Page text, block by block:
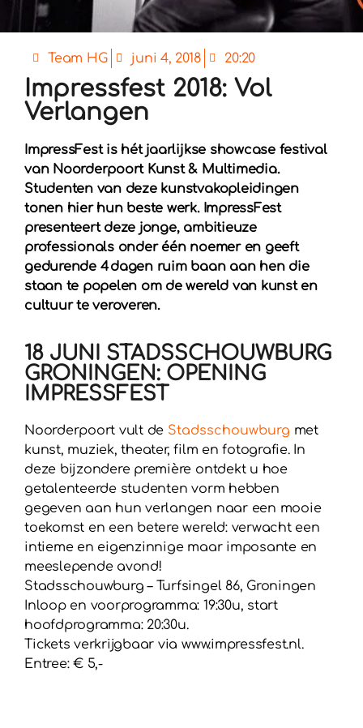
Team HG juni 4, 2018 20:20
Impressfest 2018: Vol
Verlangen
ImpressFest is hét jaarlijkse showcase festival
van Noorderpoort Kunst & Multimedia.
Studenten van deze kunstvakopleidingen
tonen hier hun beste werk. ImpressFest
presenteert deze jonge, ambitieuze
professionals onder één noemer en geeft
gedurende 4 dagen ruim baan aan hen die
staan te popelen om de wereld van kunst en
cultuur te veroveren.
18 JUNI STADSSCHOUWBURG
GRONINGEN: OPENING
IMPRESSFEST
Noorderpoort vult de Stadsschouwburg met
kunst, muziek, theater, film en fotografie. In
deze bijzondere première ontdekt u hoe
getalenteerde studenten vorm hebben
gegeven aan hun verlangen naar een mooie
toekomst en een betere wereld: verwacht een
intieme en eigenzinnige maar imposante en
meeslepende avond!
Stadsschouwburg – Turfsingel 86, Groningen
Inloop en voorprogramma: 19:30u, start
hoofdprogramma: 20:30u.
Tickets verkrijgbaar via www.impressfest.nl.
Entree: € 5,-